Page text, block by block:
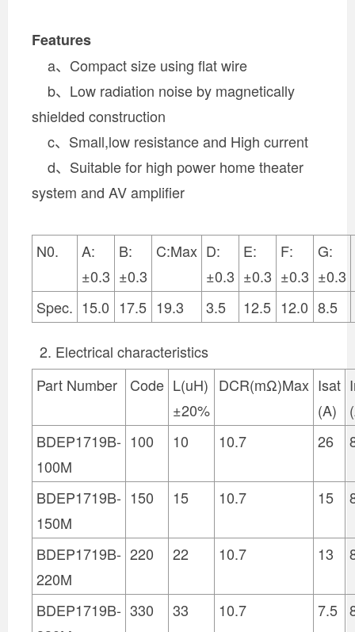
Features
a、Compact size using flat wire
b、Low radiation noise by magnetically
shielded construction
c、Small,low resistance and High current
d、Suitable for high power home theater
system and AV amplifier
N0.
A:
±0.3
B:
±0.3
C:Max D:
±0.3
E:
±0.3
F:
±0.3
G:
±0.3
Spec. 15.0 17.5 19.3 3.5 12.5 12.0 8.5
2. Electrical characteristics
Part Number
Code L(uH)
±20%
DCR(mΩ)Max Isat
(A)
BDEP1719B-
100M
100 10 10.7 26
BDEP1719B-
150M
150 15 10.7 15
BDEP1719B-
220M
220 22 10.7 13
BDEP1719B- 330 33 10.7 7.5